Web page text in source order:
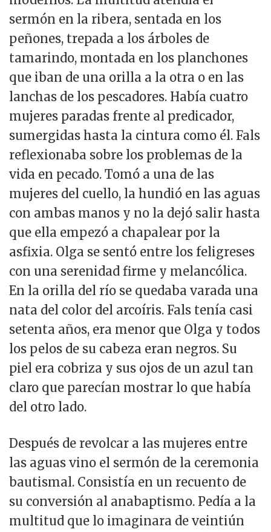
sermón en la ribera, sentada en los
peñones, trepada a los árboles de
tamarindo, montada en los planchones
que iban de una orilla a la otra o en las
lanchas de los pescadores. Había cuatro
mujeres paradas frente al predicador,
sumergidas hasta la cintura como él. Fals
reflexionaba sobre los problemas de la
vida en pecado. Tomó a una de las
mujeres del cuello, la hundió en las aguas
con ambas manos y no la dejó salir hasta
que ella empezó a chapalear por la
asfixia. Olga se sentó entre los feligreses
con una serenidad firme y melancólica.
En la orilla del río se quedaba varada una
nata del color del arcoíris. Fals tenía casi
setenta años, era menor que Olga y todos
los pelos de su cabeza eran negros. Su
piel era cobriza y sus ojos de un azul tan
claro que parecían mostrar lo que había
del otro lado.
Después de revolcar a las mujeres entre
las aguas vino el sermón de la ceremonia
bautismal. Consistía en un recuento de
su conversión al anabaptismo. Pedía a la
multitud que lo imaginara de veintiún